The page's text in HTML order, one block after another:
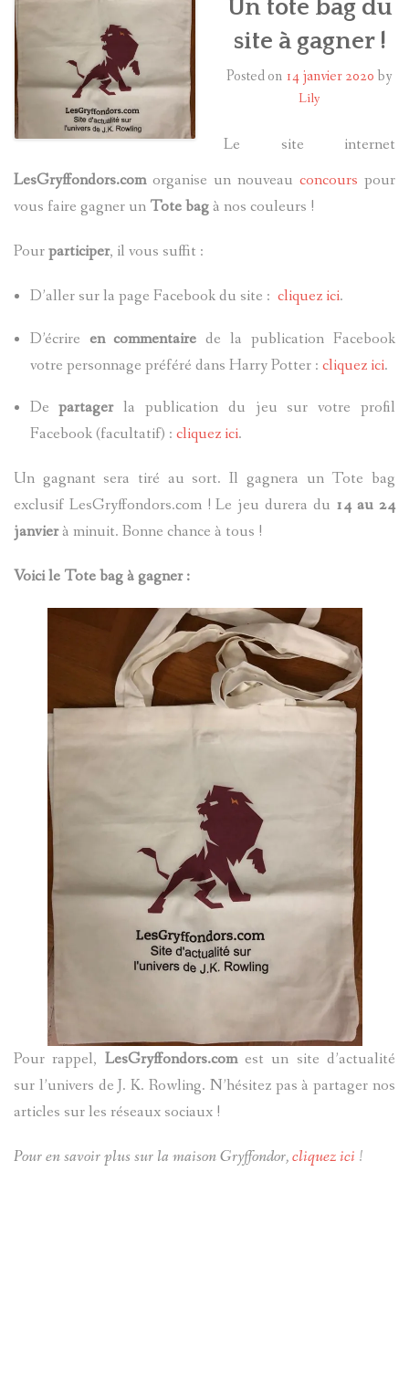
HARRY POTTER
LES ACTEURS
J.K. ROWLING
PRODUITS DÉRIVÉS
A PROPOS
Un tote bag du
site à gagner !
Posted on 14 janvier 2020by
Lily
Le site internet
LesGryffondors.comorganise un nouveau concours pour
vous faire gagner un Tote bagà nos couleurs !
Pourparticiper, il vous suffit :
D’aller sur la page Facebook du site : cliquez ici.
D’écrire en commentaire de la publication Facebook
votre personnage préféré dans Harry Potter : cliquez ici.
Departagerla publication du jeu sur votre profil
Facebook (facultatif) : cliquez ici.
Un gagnant sera tiré au sort. Il gagnera un Tote bag
exclusif LesGryffondors.com ! Le jeu durera du 14 au 24
janvierà minuit. Bonne chance à tous !
Voici le Tote bag à gagner :
Pour rappel, LesGryffondors.comest un site d’actualité
sur l’univers de J. K. Rowling. N’hésitez pas à partager nos
articles sur les réseaux sociaux !
Pour en savoir plus sur la maison Gryffondor,cliquez ici !